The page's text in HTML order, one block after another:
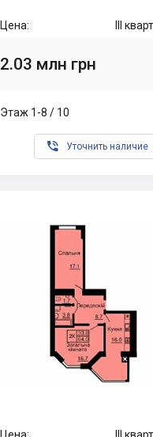
Цена: III
2.03 млн грн
Этаж 1-8 / 10
 Уточнить наличие